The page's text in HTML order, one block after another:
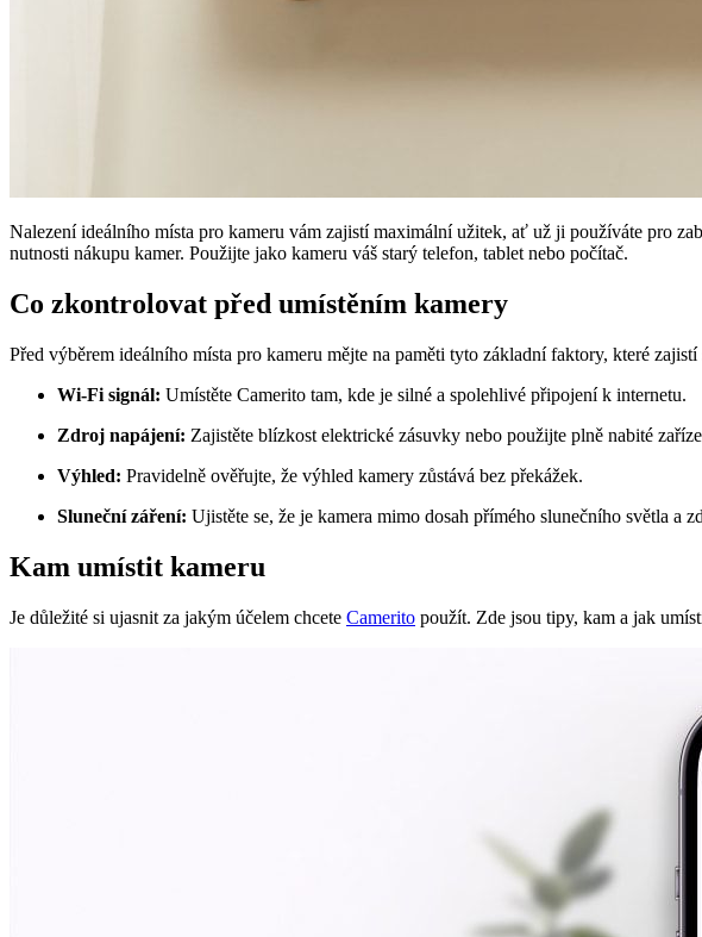
Nalezení ideálního místa pro kameru vám zajistí maximální užitek, ať už ji používáte pro
nutnosti nákupu kamer. Použijte jako kameru váš starý telefon, tablet nebo počítač.
Co zkontrolovat před umístěním kamery
Před výběrem ideálního místa pro kameru mějte na paměti tyto základní faktory, které
Wi-Fi signál: Umístěte Camerito tam, kde je silné a spolehlivé připojení k internetu.
Zdroj napájení: Zajistěte blízkost elektrické zásuvky nebo použijte plně nabité
Výhled: Pravidelně ověřujte, že výhled kamery zůstává bez překážek.
Sluneční záření: Ujistěte se, že je kamera mimo dosah přímého slunečního světla a
Kam umístit kameru
Je důležité si ujasnit za jakým účelem chcete Camerito použít. Zde jsou tipy, kam a jak